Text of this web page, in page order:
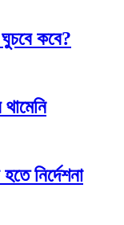
কবে?
নির্দেশনা